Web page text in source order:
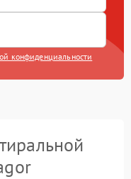
конфиденциальности